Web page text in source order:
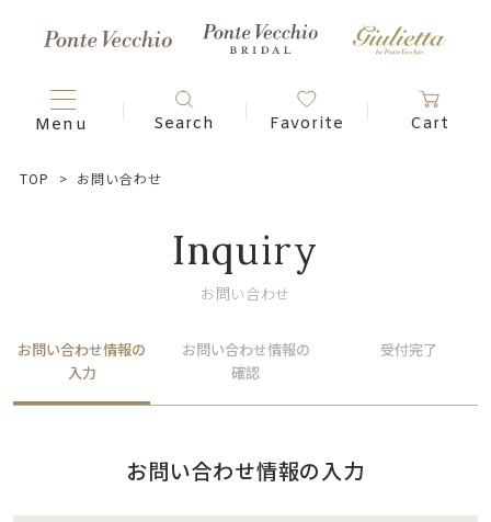
TOP お問い合わせ
Inquiry
お問い合わせ
お問い合わせ情報の
入力
お問い合わせ情報の
確認
受付完了
お問い合わせ情報の入力